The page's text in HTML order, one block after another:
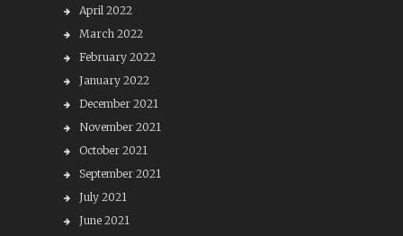
April 2022
March 2022
February 2022
January 2022
December 2021
November 2021
October 2021
September 2021
July 2021
June 2021